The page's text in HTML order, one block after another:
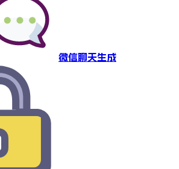
微信聊天生成